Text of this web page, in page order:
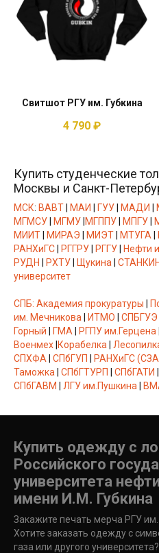
Свитшот РГУ им. Губкина
4 790 ₽
Купить студенческие
Москвы и Санкт-
МСК: ВАВТ| МАИ | ГУУ| МАДИ |
МГМСУ| МГМУ|МГППУ| МПГУ|
МИИТ| МИРАЭ | МИЭТ| МТУГА |
РАНХиГС| РГГРУ| РГГУ| Нефти
РУДН | РХТУ| Щукина |
университет
CПБ: Академия прокуратуры |
им. Мечникова | ИТМО | СПБГУЭ
Горный | ГМА | РГПУ им.Герцена |
Военмех|Корабелка |
СПХФА | СПбГУП | РАНХиГС
Таможка | СПбГТУРП | СПбГАТИ |
СПбГАВМ | ЛГУ им.Пушкина |
Купить одежду с
Российского
университета
имени И.М. Губкина
Закажите печать мерча РГУ им.
Хотите заказать одежду с
газа или другого